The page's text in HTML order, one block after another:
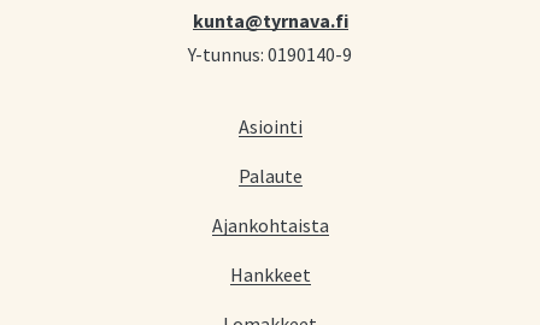
kunta@tyrnava.fi
Y-tunnus: 0190140-9
Asiointi
Palaute
Ajankohtaista
Hankkeet